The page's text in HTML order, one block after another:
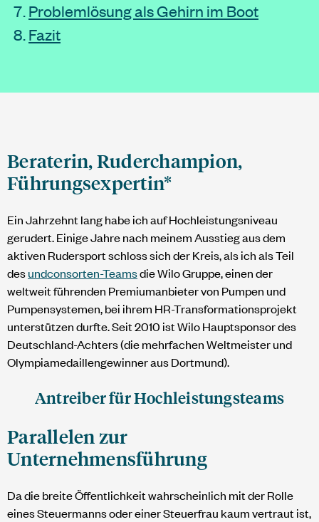
Problemlösung als Gehirn im Boot
Fazit
Beraterin, Ruderchampion,
Führungsexpertin*
Ein Jahrzehnt lang habe ich auf Hochleistungsniveau
gerudert. Einige Jahre nach meinem Ausstieg aus dem
aktiven Rudersport schloss sich der Kreis, als ich als Teil
desundconsorten-Teamsdie Wilo Gruppe, einen der
weltweit führenden Premiumanbieter von Pumpen und
Pumpensystemen, bei ihrem HR-Transformationsprojekt
unterstützen durfte. Seit 2010 ist Wilo Hauptsponsor des
Deutschland-Achters (die mehrfachen Weltmeister und
Olympiamedaillengewinner aus Dortmund).
Antreiber für Hochleistungsteams
Parallelen zur
Unternehmensführung
Da die breite Öffentlichkeit wahrscheinlich mit der Rolle
eines Steuermanns oder einer Steuerfrau kaum vertraut ist,